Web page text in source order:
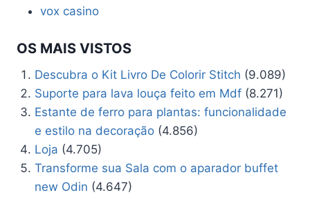
vox casino
OS MAIS VISTOS
Descubra o Kit Livro De Colorir Stitch (9.089)
Suporte para lava louça feito em Mdf (8.271)
Estante de ferro para plantas: funcionalidade
e estilo na decoração (4.856)
Loja (4.705)
Transforme sua Sala com o aparador buffet
new Odin (4.647)